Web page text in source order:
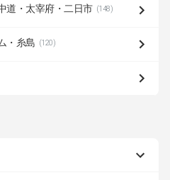
道・太宰府・二日市 (148)
・糸島 (120)